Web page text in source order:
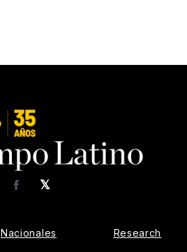
𝕏
Facebook
Nacionales Research